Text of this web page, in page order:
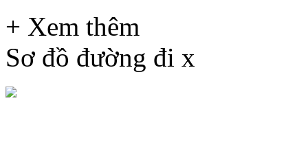
+ Xem thêm
Sơ đồ đường đi x